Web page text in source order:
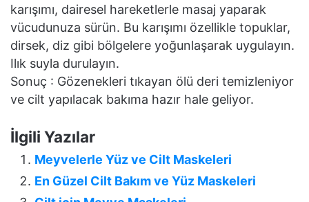
karışımı, dairesel hareketlerle masaj yaparak
vücudunuza sürün. Bu karışımı özellikle topuklar,
dirsek, diz gibi bölgelere yoğunlaşarak uygulayın.
Ilık suyla durulayın.
Sonuç : Gözenekleri tıkayan ölü deri temizleniyor
ve cilt yapılacak bakıma hazır hale geliyor.
İlgili Yazılar
Meyvelerle Yüz ve Cilt Maskeleri
En Güzel Cilt Bakım ve Yüz Maskeleri